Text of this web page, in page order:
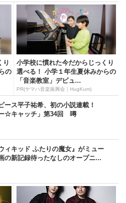
り
の
小学校に慣れた今だからじっくり
選べる！ 小学１年生夏休みからの
「音楽教室」デビュ...
PR(ヤマハ音楽振興会｜HugKum)
ース平子祐希、初の小説連載！
ー☆キャッチ」第34回 噂
ィキッド ふたりの魔女』がミュー
の新記録待ったなしのオープニ...